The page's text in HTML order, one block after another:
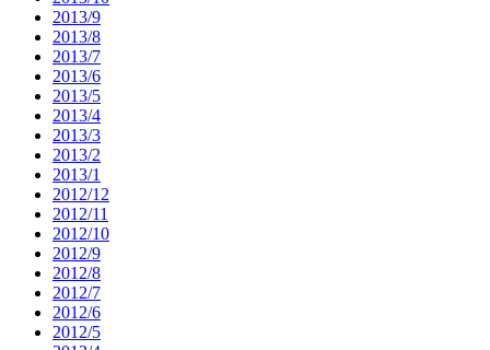
2013/9
2013/8
2013/7
2013/6
2013/5
2013/4
2013/3
2013/2
2013/1
2012/12
2012/11
2012/10
2012/9
2012/8
2012/7
2012/6
2012/5